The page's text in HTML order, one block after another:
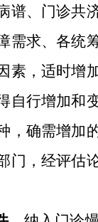
谱、 门诊共
需求、各统
素，适时增
自行增加和
，确需增加
门，经评估